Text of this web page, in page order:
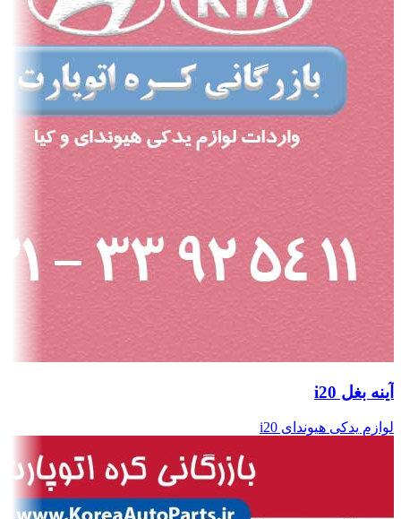
آینه بغل i20
لوازم یدکی هیوندای i20